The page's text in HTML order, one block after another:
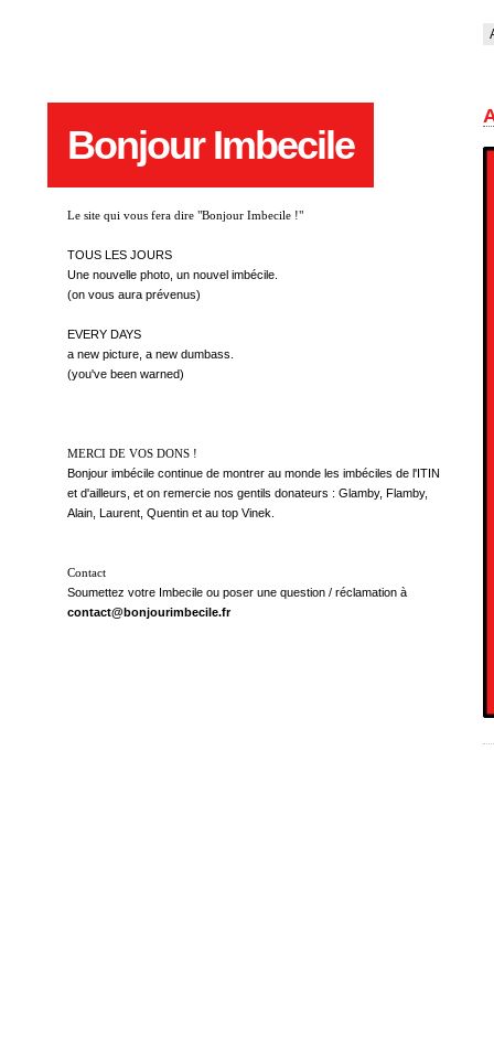
Bonjour Imbecile
Le site qui vous fera dire "Bonjour Imbecile !"
TOUS LES JOURS
Une nouvelle photo, un nouvel imbécile.
(on vous aura prévenus)
EVERY DAYS
a new picture, a new dumbass.
(you've been warned)
MERCI DE VOS DONS !
Bonjour imbécile continue de montrer au monde les imbéciles de l'ITIN
et d'ailleurs, et on remercie nos gentils donateurs : Glamby, Flamby,
Alain, Laurent, Quentin et au top Vinek.
Contact
Soumettez votre Imbecile ou poser une question / réclamation à
contact@bonjourimbecile.fr